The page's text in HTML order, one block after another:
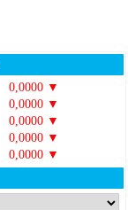
0,0000 ▼
0,0000 ▼
0,0000 ▼
0,0000 ▼
0,0000 ▼